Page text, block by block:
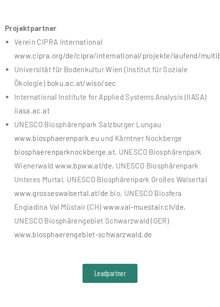
Projektpartner
Verein CIPRA International
www.cipra.org/de/cipra/international/projekte/laufend/
Universität für Bodenkultur Wien (Institut für Soziale
Ökologie) boku.ac.at/wiso/sec
International Institute for Applied Systems Analysis (IIASA)
iiasa.ac.at
UNESCO Biosphärenpark Salzburger Lungau
www.biosphaerenpark.eu und Kärntner Nockberge
biosphaerenparknockberge.at, UNESCO Biosphärenpark
Wienerwald www.bpww.at/de, UNESCO Biosphärenpark
Unteres Murtal, UNESCO Biosphärenpark Großes Walsertal
www.grosseswalsertal.at/de bio, UNESCO Biosfera
Engiadina Val Müstair (CH) www.val-muestair.ch/de,
UNESCO Biosphärengebiet Schwarzwald (GER)
www.biosphaerengebiet-schwarzwald.de
Leadpartner